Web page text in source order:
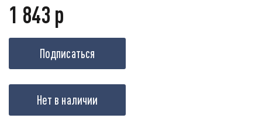
1 843 р
Подписаться
Нет в наличии